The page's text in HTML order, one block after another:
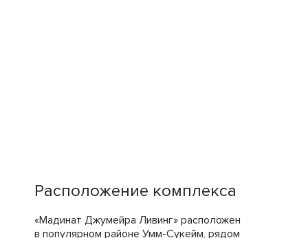
Расположение комплекса
«Мадинат Джумейра Ливинг» расположен
в популярном районе Умм-Сукейм, рядом